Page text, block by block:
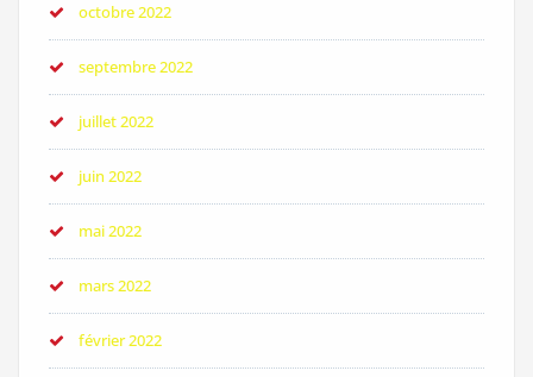
octobre 2022
septembre 2022
juillet 2022
juin 2022
mai 2022
mars 2022
février 2022